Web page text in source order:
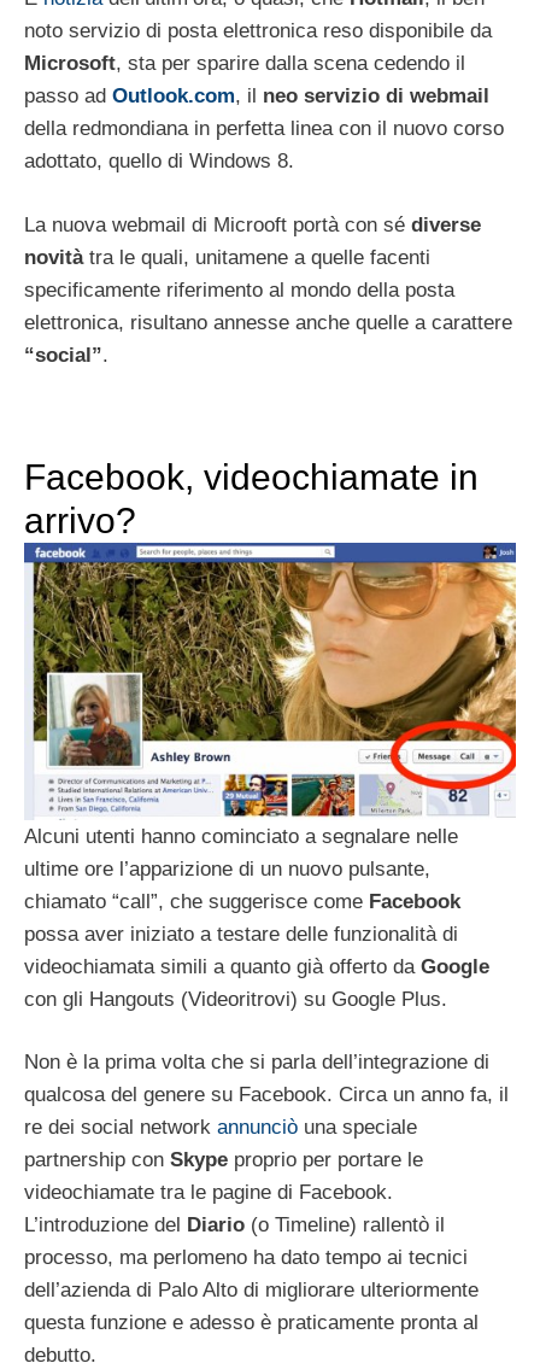
noto servizio di posta elettronica reso disponibile da
Microsoft, sta per sparire dalla scena cedendo il
passo ad Outlook.com, il neo servizio di webmail
della redmondiana in perfetta linea con il nuovo corso
adottato, quello di Windows 8.
La nuova webmail di Microoft portà con sé diverse
novitàtra le quali, unitamene a quelle facenti
specificamente riferimento al mondo della posta
elettronica, risultano annesse anche quelle a carattere
“social”.
Facebook, videochiamate in
arrivo?
Alcuni utenti hanno cominciato a segnalare nelle
ultime ore l’apparizione di un nuovo pulsante,
chiamato “call”, che suggerisce come Facebook
possa aver iniziato a testare delle funzionalità di
videochiamata simili a quanto già offerto da Google
con gli Hangouts (Videoritrovi) su Google Plus.
Non è la prima volta che si parla dell’integrazione di
qualcosa del genere su Facebook. Circa un anno fa, il
re dei social network annunciò una speciale
partnership con Skype proprio per portare le
videochiamate tra le pagine di Facebook.
L’introduzione del
Diario (o Timeline) rallentò il
processo, ma perlomeno ha dato tempo ai tecnici
dell’azienda di Palo Alto di migliorare ulteriormente
questa funzione e adesso è praticamente pronta al
debutto.